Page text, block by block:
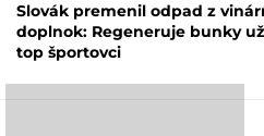
Slovák premenil odpad z
doplnok: Regeneruje bunky
top športovci